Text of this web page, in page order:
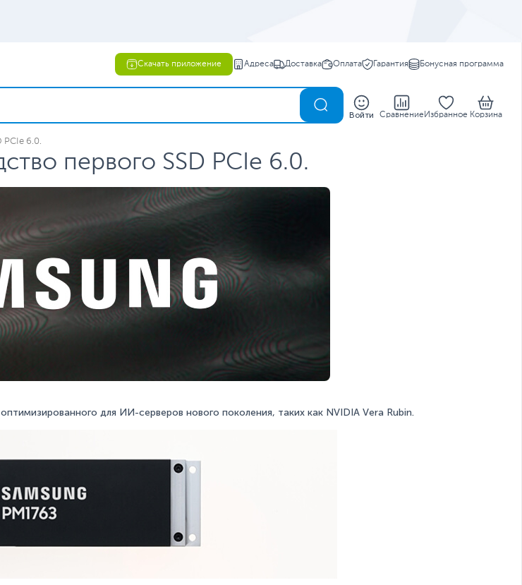
Скачать приложение Адреса Доставка Оплата Гарантия Бонусная программа
Войти Сравнение Избранное Корзина
PCIe 6.0.
первого SSD PCIe 6.0.
для ИИ-серверов нового поколения, таких как NVIDIA Vera Rubin.